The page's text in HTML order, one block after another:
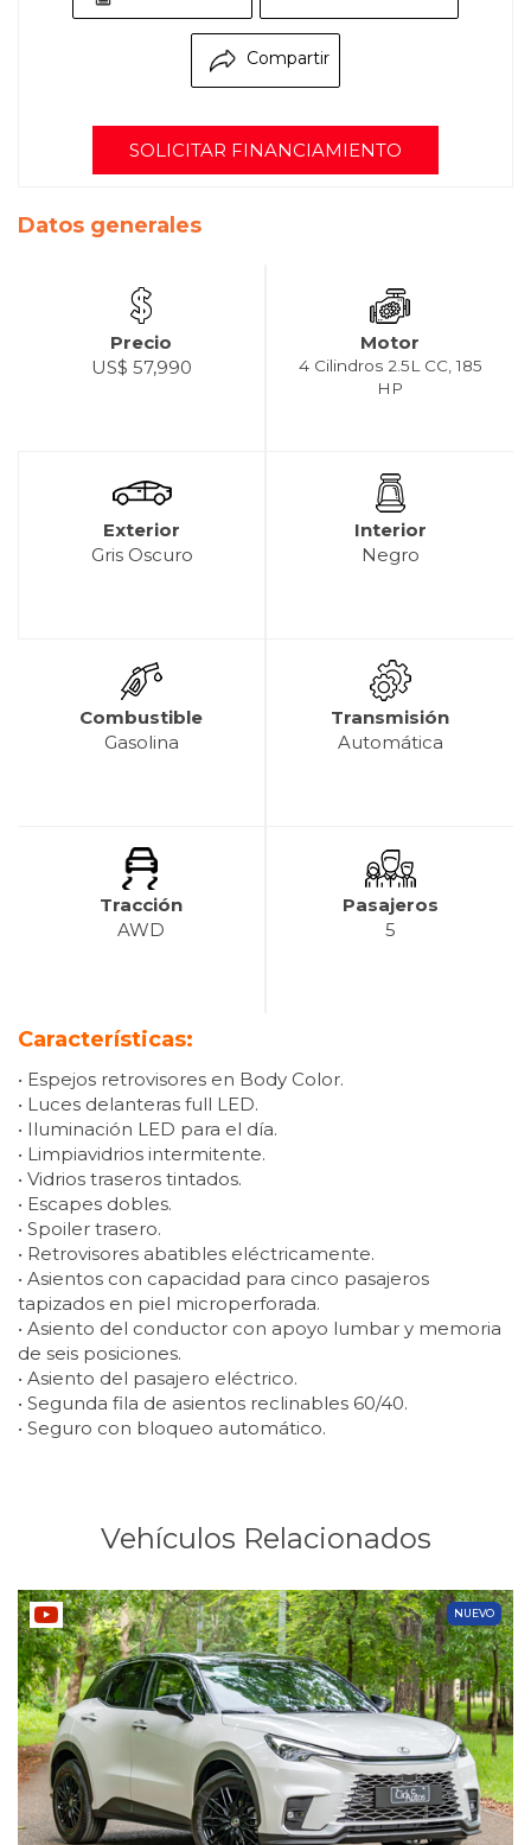
Compartir
SOLICITAR FINANCIAMIENTO
Datos generales
Precio
US$ 57,990
Motor
4 Cilindros 2.5L CC, 185
HP
Exterior
Gris Oscuro
Interior
Negro
Combustible
Gasolina
Transmisión
Automática
Tracción
AWD
Pasajeros
5
Características:
• Espejos retrovisores en Body Color.
• Luces delanteras full LED.
• Iluminación LED para el día.
• Limpiavidrios intermitente.
• Vidrios traseros tintados.
• Escapes dobles.
• Spoiler trasero.
• Retrovisores abatibles eléctricamente.
• Asientos con capacidad para cinco pasajeros
tapizados en piel microperforada.
• Asiento del conductor con apoyo lumbar y memoria
de seis posiciones.
• Asiento del pasajero eléctrico.
• Segunda fila de asientos reclinables 60/40.
• Seguro con bloqueo automático.
Vehículos Relacionados
NUEVO